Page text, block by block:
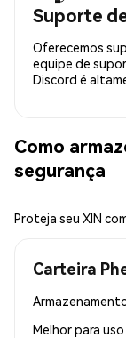
Suporte
Oferecemos
equipe de
Discord é
Como
segurança
Proteja seu XIN
Carteira
Melhor para